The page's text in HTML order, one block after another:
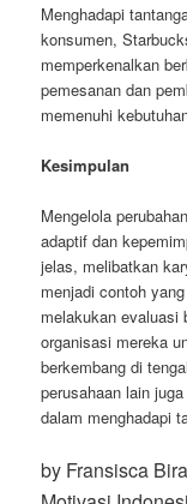
Menghadapi
konsumen,
memperkenalkan
pemesanan dan
memenuhi
Kesimpulan
Mengelola
adaptif dan
jelas, melibatkan
menjadi contoh
melakukan evaluasi
organisasi mereka
berkembang di
perusahaan lain
dalam menghadapi
by Fransisca